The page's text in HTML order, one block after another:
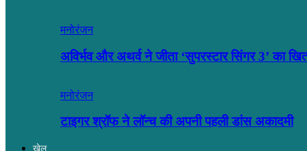
मनोरंजन
अविर्भव और अथर्व ने जीता ‘सुपरस्टार सिंगर 3’ का
मनोरंजन
टाइगर श्रॉफ ने लॉन्च की अपनी पहली डांस अकादमी
खेल